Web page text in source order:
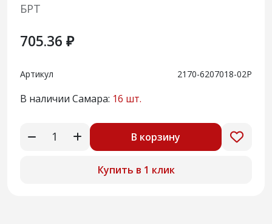
БРТ
705.36 ₽
Артикул 2170-6207018-02Р
В наличии Самара: 16 шт.
В корзину
Купить в 1 клик